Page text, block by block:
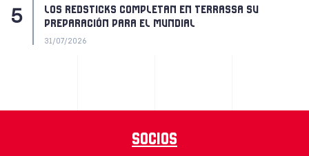
LOS REDSTICKS COMPLETAN EN TERRASSA SU
PREPARACIÓN PARA EL MUNDIAL
31/07/2026
Socios